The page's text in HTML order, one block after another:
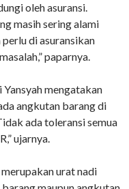
oleh asuransi.
masih sering alami
di asuransikan
paparnya.
mengatakan
angkutan barang di
ada toleransi semua
ujarnya.
urat nadi